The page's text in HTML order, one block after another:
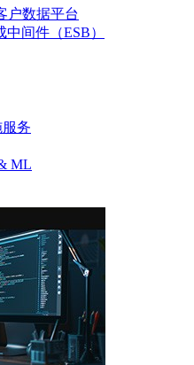
户数据平台
间件（ESB）
务
ML